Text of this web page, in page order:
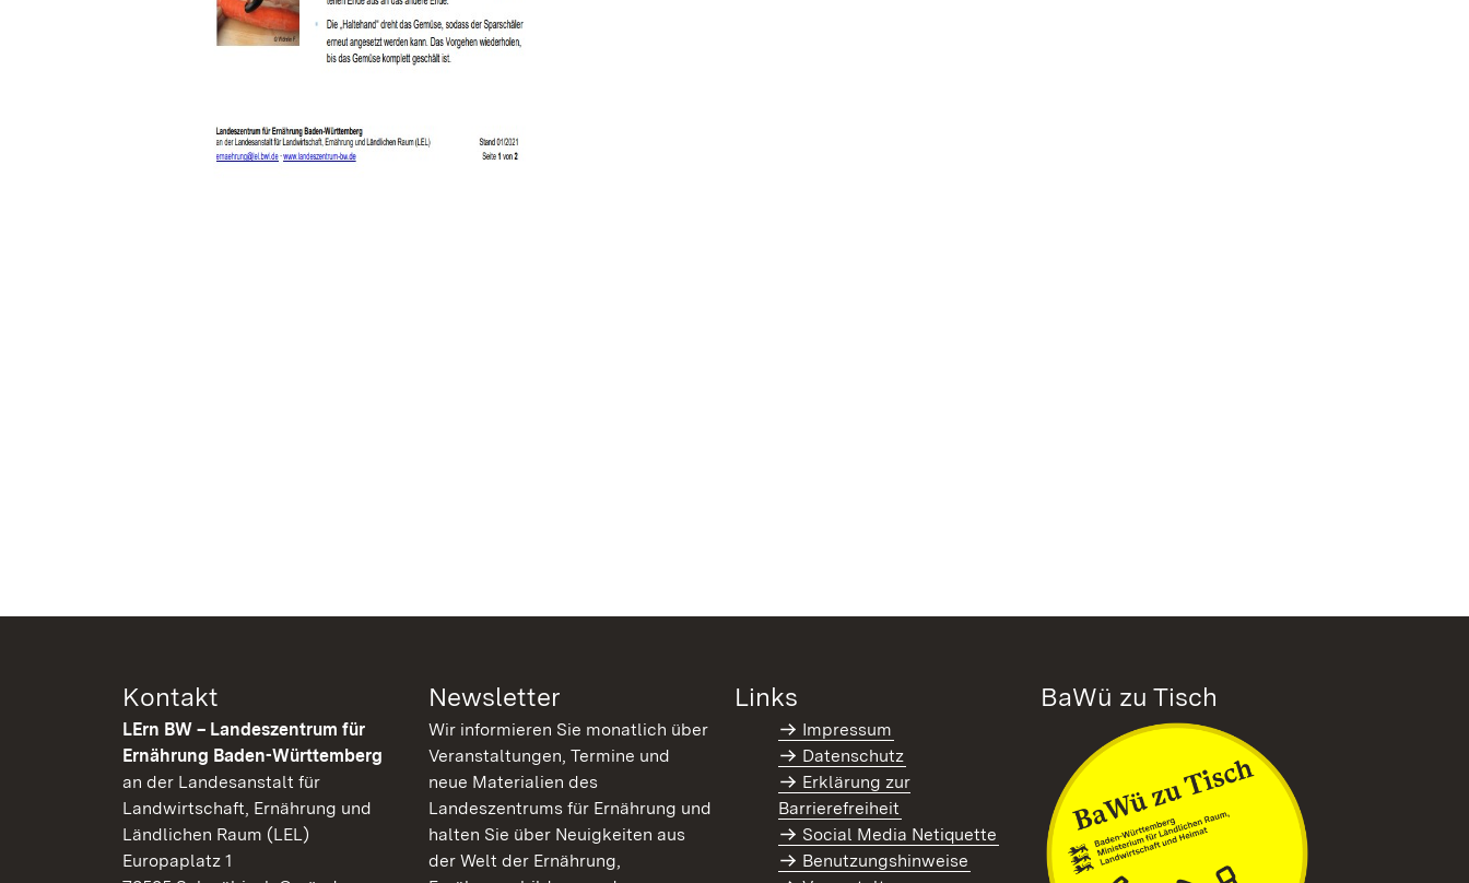
Kontakt
LErn BW – Landeszentrum für
Ernährung Baden-Württemberg
an der Landesanstalt für
Landwirtschaft, Ernährung und
Ländlichen Raum (LEL)
Europaplatz 1
Newsletter
Wir informieren Sie monatlich über
Veranstaltungen, Termine und
neue Materialien des
Landeszentrums für Ernährung und
halten Sie über Neuigkeiten aus
der Welt der Ernährung,
Links
Impressum
Datenschutz
Erklärung zur
Barrierefreiheit
Social Media Netiquette
Benutzungshinweise
BaWü zu Tisch